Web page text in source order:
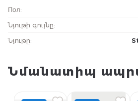
Пол:
Նյութի գույնը:
Նյութը:
Նմանատիպ